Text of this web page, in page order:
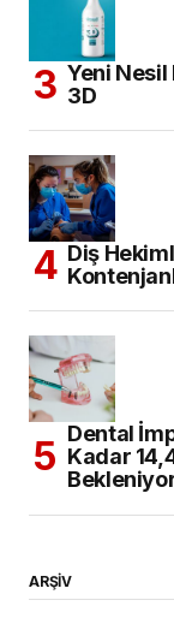
Yeni
3D
Diş
Dental
Kadar
ARŞİV